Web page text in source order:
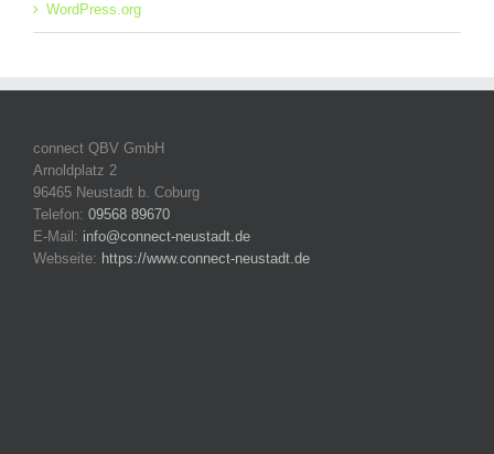
WordPress.org
connect QBV GmbH
Arnoldplatz 2
96465 Neustadt b. Coburg
Telefon: 09568 89670
E-Mail: info@connect-neustadt.de
Webseite: https://www.connect-neustadt.de